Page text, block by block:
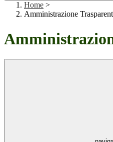
Home >
Amministrazione